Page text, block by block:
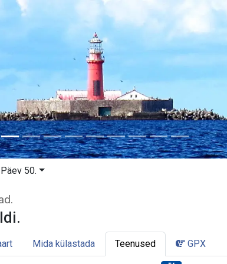
Päev 50.
Haapsalu ja
Mida külastada Teenused GPX